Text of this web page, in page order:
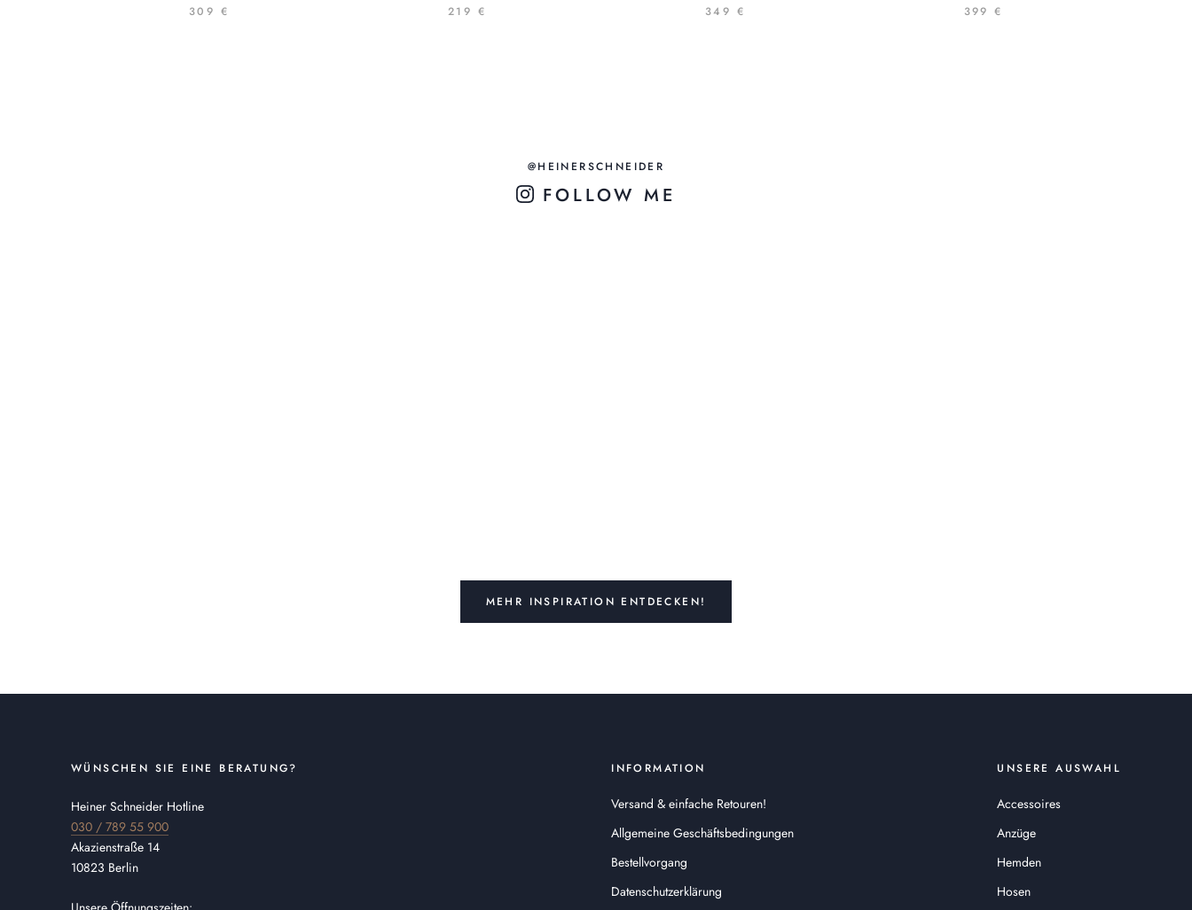
309 €
219 €
349 €
399 €
@HEINERSCHNEIDER
FOLLOW ME
MEHR INSPIRATION ENTDECKEN!
WÜNSCHEN SIE EINE BERATUNG?
Heiner Schneider Hotline
030 / 789 55 900
Akazienstraße 14
10823 Berlin
INFORMATION
Versand & einfache Retouren!
Allgemeine Geschäftsbedingungen
Bestellvorgang
Datenschutzerklärung
UNSERE AUSWAHL
Accessoires
Anzüge
Hemden
Hosen